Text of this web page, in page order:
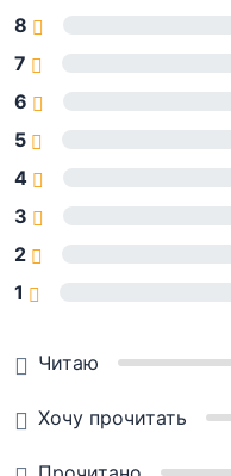
8
7
6
5
4
3
2
1
Читаю
Хочу прочитать